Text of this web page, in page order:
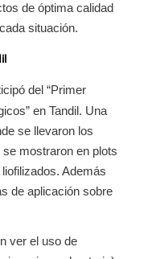
de óptima calidad
situación.
del “Primer
en Tandil. Una
se llevaron los
mostraron en plots
Además
de aplicación sobre
ver el uso de